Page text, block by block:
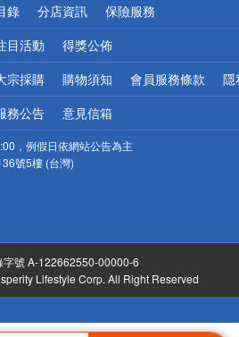
送
請小心！
錄 分店資訊 保險服務
目活動 得獎公佈
宗採購 購物須知 會員服務條款 隱
務公告 意見信箱
，例假日依網站公告為主
號5樓 (台灣)
字號 A-122662550-00000-6
Lifestyle Corp. All Right Reserved